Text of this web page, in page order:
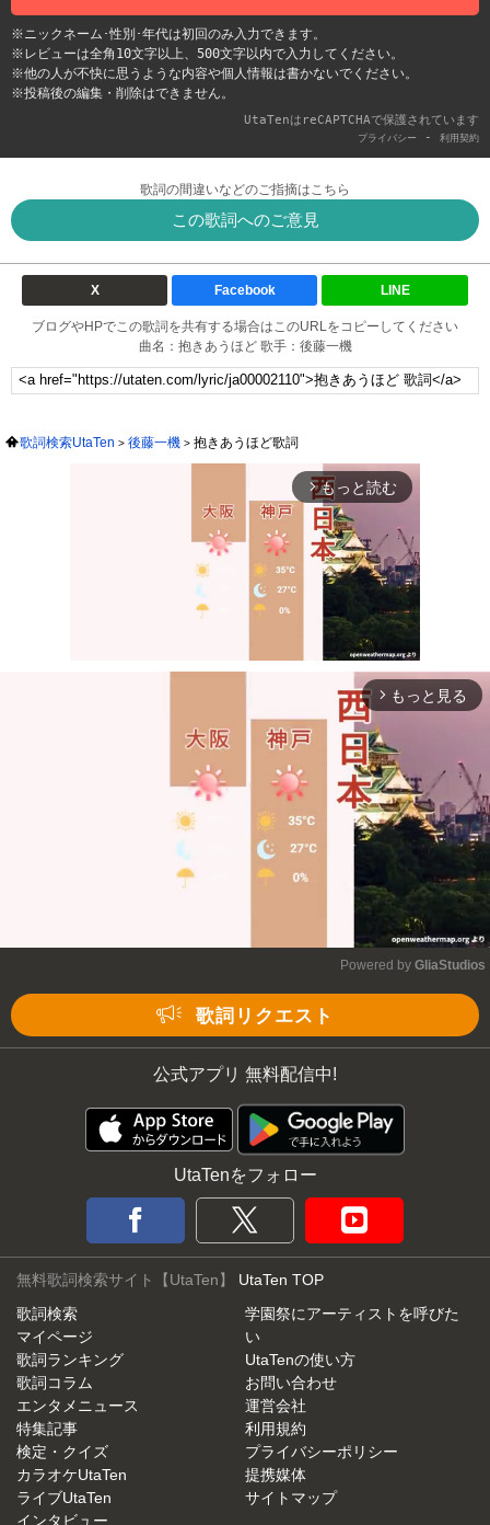
※ニックネーム･性別･年代は初回のみ入力できます。
※レビューは全角10文字以上、500文字以内で入力してください。
※他の人が不快に思うような内容や個人情報は書かないでください。
※投稿後の編集・削除はできません。
UtaTenはreCAPTCHAで保護されています
プライバシー - 利用契約
歌詞の間違いなどのご指摘はこちら
この歌詞へのご意見
X Facebook LINE
ブログやHPでこの歌詞を共有する場合はこのURLをコピーしてください
曲名：抱きあうほど 歌手：後藤一機
歌詞検索UtaTen 後藤一機 抱きあうほど歌詞
arrow_forward_ios もっと読む
Mute
arrow_forward_ios もっと見る
Powered by GliaStudios
歌詞リクエスト
公式アプリ 無料配信中!
UtaTenをフォロー
無料歌詞検索サイト【UtaTen】 UtaTen TOP
歌詞検索
マイページ
歌詞ランキング
歌詞コラム
エンタメニュース
特集記事
検定・クイズ
カラオケUtaTen
ライブUtaTen
インタビュー
学園祭にアーティストを呼びた
い
UtaTenの使い方
お問い合わせ
運営会社
利用規約
プライバシーポリシー
提携媒体
サイトマップ